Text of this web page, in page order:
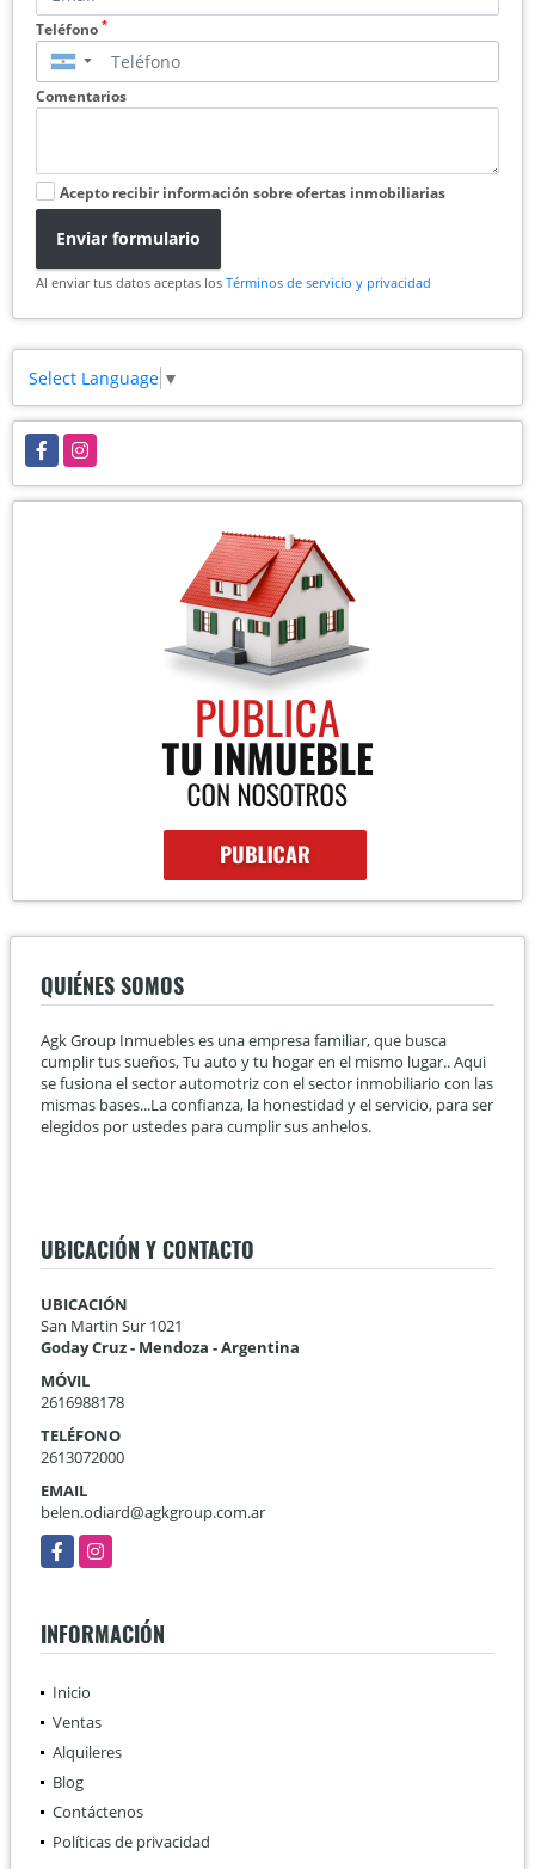
Teléfono *
▼
Comentarios
Acepto recibir información sobre ofertas inmobiliarias
Enviar formulario
Al enviar tus datos aceptas los Términos de servicio y privacidad
Select Language ▼
FacebookInstagram
QUIÉNES SOMOS
Agk Group Inmuebles es una empresa familiar, que busca
cumplir tus sueños, Tu auto y tu hogar en el mismo lugar.. Aqui
se fusiona el sector automotriz con el sector inmobiliario con las
mismas bases...La confianza, la honestidad y el servicio, para ser
elegidos por ustedes para cumplir sus anhelos.
UBICACIÓN Y CONTACTO
UBICACIÓN
San Martin Sur 1021
Goday Cruz - Mendoza - Argentina
MÓVIL
2616988178
TELÉFONO
2613072000
EMAIL
belen.odiard@agkgroup.com.ar
FacebookInstagram
INFORMACIÓN
Inicio
Ventas
Alquileres
Blog
Contáctenos
Políticas de privacidad